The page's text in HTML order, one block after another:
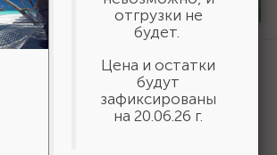
- шт
Шнур хозяйственный СИБИН,
полиэфирный, длина 25 м, диаметр -
отгрузки не
будет.
Цена и остатки
будут
зафиксированы
на 20.06.26 г.